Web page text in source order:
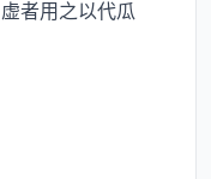
者用之以代瓜